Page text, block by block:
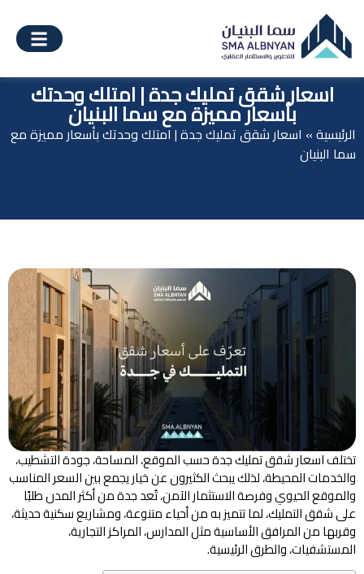
اسعار شقق تمليك جدة | امتلك وحدتك
بأسعار مميزة مع سما البنيان
الرئيسية» اسعار شقق تمليك جدة | امتلك وحدتك بأسعار مميزة مع
سما البنيان
تختلف اسعار شقق تمليك جدة حسب الموقع، المساحة، جودة التشطيب،
والخدمات المحيطة، لذلك يبحث الكثيرون عن خيار يجمع بين السعر المناسب
والموقع الحيوي وفرصة الاستثمار الآمن، تُعد جدة من أكثر المدن طلبًا
على شقق التمليك، لما تتميز به من أحياء متنوعة، ومشاريع سكنية حديثة،
وقربها من المرافق الأساسية مثل المدارس، المراكز التجارية،
المستشفيات، والطرق الرئيسية.